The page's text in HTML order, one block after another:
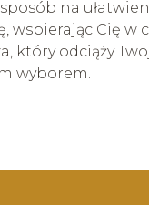
na
wspierając Cię
który odciąży
wyborem.